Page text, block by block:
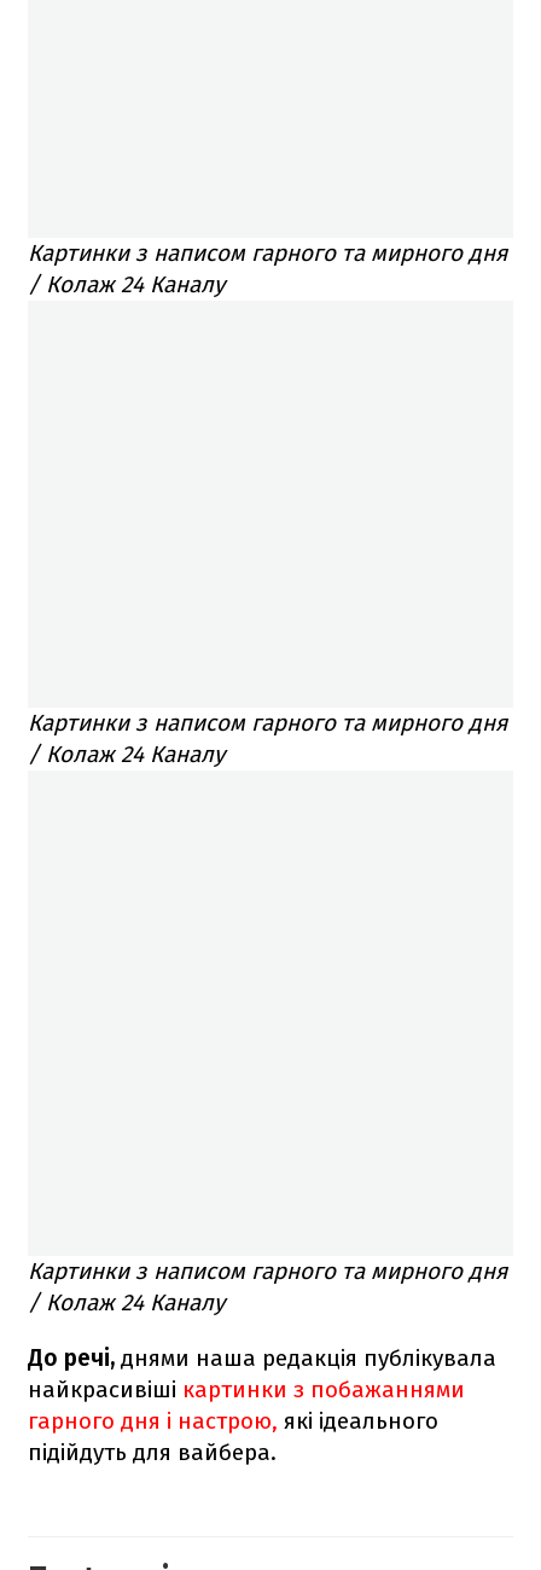
Картинки з написом гарного та мирного дня
/ Колаж 24 Каналу
Картинки з написом гарного та мирного дня
/ Колаж 24 Каналу
Картинки з написом гарного та мирного дня
/ Колаж 24 Каналу
До речі, днями наша редакція публікувала
найкрасивіші картинки з побажаннями
гарного дня і настрою, які ідеального
підійдуть для вайбера.